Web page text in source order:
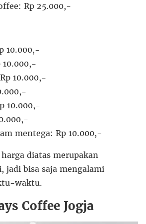
Rp 25.000,-
10.000,-
10.000,-
10.000,-
10.000,-
mentega: Rp 10.000,-
diatas merupakan
jadi bisa saja mengalami
waktu.
Coffee Jogja